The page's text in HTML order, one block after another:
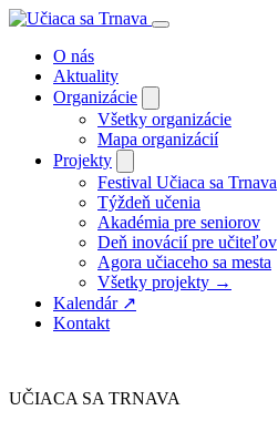
O nás
Aktuality
Organizácie
Všetky organizácie
Mapa organizácií
Projekty
Festival Učiaca sa Trnava
Týždeň učenia
Akadémia pre seniorov
Deň inovácií pre učiteľov
Agora učiaceho sa mesta
Všetky projekty →
Kalendár ↗
Kontakt
UČIACA SA TRNAVA